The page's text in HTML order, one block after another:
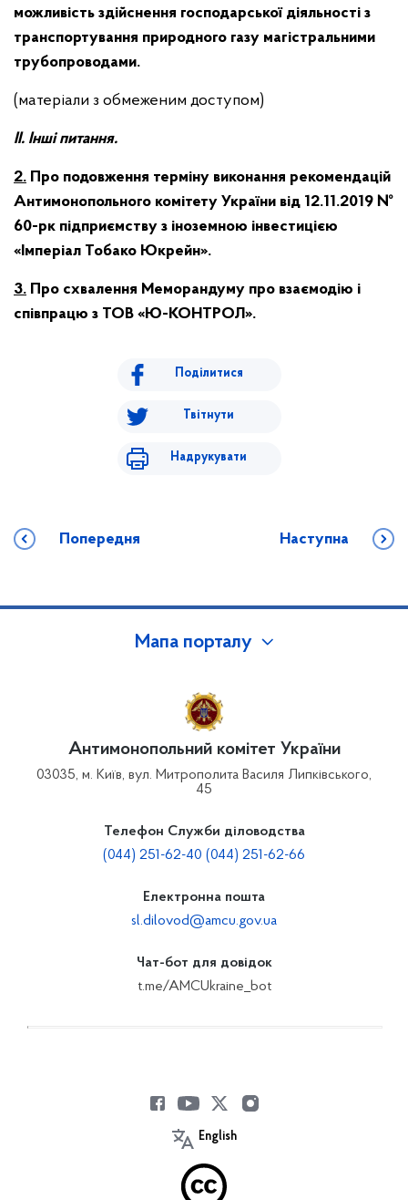
можливість здійснення господарської діяльності з
транспортування природного газу магістральними
трубопроводами.
(матеріали з обмеженим доступом)
ІІ. Інші питання.
2. Про подовження терміну виконання рекомендацій
Антимонопольного комітету України від 12.11.2019 №
60-рк підприємству з іноземною інвестицією
«Імперіал Тобако Юкрейн».
3. Про схвалення Меморандуму про взаємодію і
співпрацю з ТОВ «Ю-КОНТРОЛ».
Поділитися
Твітнути
Надрукувати
Попередня Наступна
Мапа порталу
Антимонопольний комітет України
03035, м. Київ, вул. Митрополита Василя Липківського,
45
Телефон Служби діловодства
(044) 251-62-40 (044) 251-62-66
Електронна пошта
sl.dilovod@amcu.gov.ua
Чат-бот для довідок
t.me/AMCUkraine_bot
English